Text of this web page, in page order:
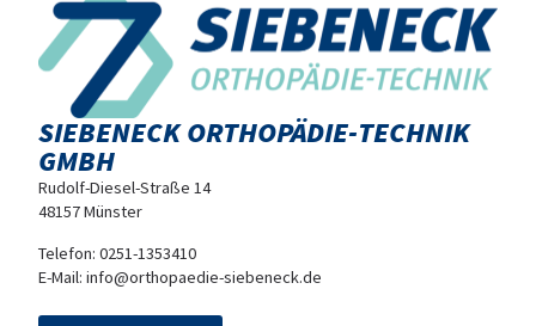
SIEBENECK ORTHOPÄDIE-TECHNIK
GMBH
Rudolf-Diesel-Straße 14
48157 Münster
Telefon: 0251-1353410
E-Mail: info@orthopaedie-siebeneck.de